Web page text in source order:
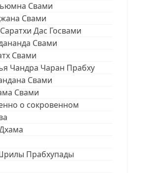
Свами
Свами
Дас Госвами
Свами
Свами
Чандра Чаран Прабху
Свами
Свами
о сокровенном
Прабхупады